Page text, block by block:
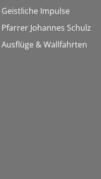
Geistliche Impulse
Pfarrer Johannes Schulz
Ausflüge & Wallfahrten